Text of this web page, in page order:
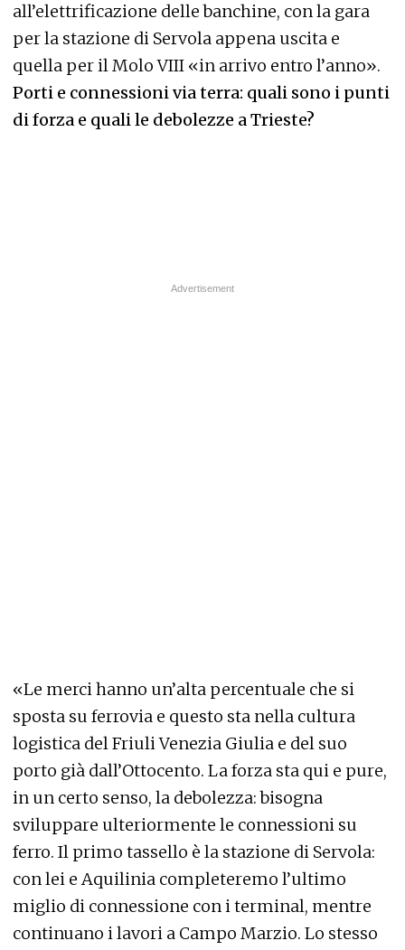
all’elettrificazione delle banchine, con la gara
per la stazione di Servola appena uscita e
quella per il Molo VIII «in arrivo entro l’anno».
Porti e connessioni via terra: quali sono i punti
di forza e quali le debolezze a Trieste?
«Le merci hanno un’alta percentuale che si
sposta su ferrovia e questo sta nella cultura
logistica del Friuli Venezia Giulia e del suo
porto già dall’Ottocento. La forza sta qui e pure,
in un certo senso, la debolezza: bisogna
sviluppare ulteriormente le connessioni su
ferro. Il primo tassello è la stazione di Servola:
con lei e Aquilinia completeremo l’ultimo
miglio di connessione con i terminal, mentre
continuano i lavori a Campo Marzio. Lo stesso